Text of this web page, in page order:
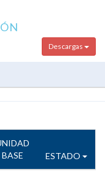
Descargas
BASE
ESTADO